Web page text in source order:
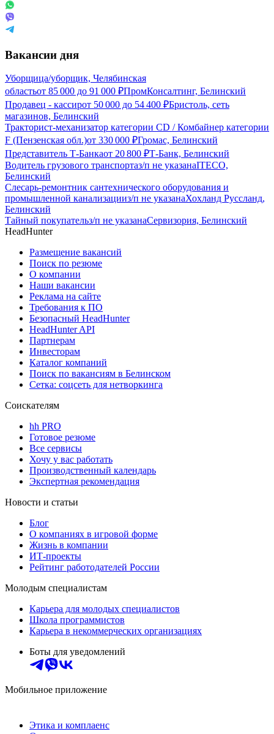
Вакансии дня
Уборщица/уборщик, Челябинская
областьот 85 000 до 91 000 ₽ПромКонсалтинг, Белинский
Продавец - кассирот 50 000 до 54 400 ₽Бристоль, сеть
магазинов, Белинский
Тракторист-механизатор категории CD / Комбайнер категории
F (Пензенская обл.)от 330 000 ₽Громас, Белинский
Представитель Т-Банкаот 20 800 ₽Т-Банк, Белинский
Водитель грузового транспортаз/п не указанаITECO,
Белинский
Слесарь-ремонтник сантехнического оборудования и
промышленной канализацииз/п не указанаХохланд Руссланд,
Белинский
Тайный покупательз/п не указанаСервизория, Белинский
HeadHunter
Размещение вакансий
Поиск по резюме
О компании
Наши вакансии
Реклама на сайте
Требования к ПО
Безопасный HeadHunter
HeadHunter API
Партнерам
Инвесторам
Каталог компаний
Поиск по вакансиям в Белинском
Сетка: соцсеть для нетворкинга
Соискателям
hh PRO
Готовое резюме
Все сервисы
Хочу у вас работать
Производственный календарь
Экспертная рекомендация
Новости и статьи
Блог
О компаниях в игровой форме
Жизнь в компании
ИТ-проекты
Рейтинг работодателей России
Молодым специалистам
Карьера для молодых специалистов
Школа программистов
Карьера в некоммерческих организациях
Боты для уведомлений
Мобильное приложение
Этика и комплаенс